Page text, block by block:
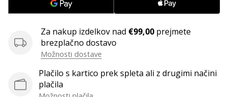
Za nakup izdelkov nad €99,00 prejmete
brezplačno dostavo
Možnosti dostave
Plačilo s kartico prek spleta ali z drugimi načini
plačila